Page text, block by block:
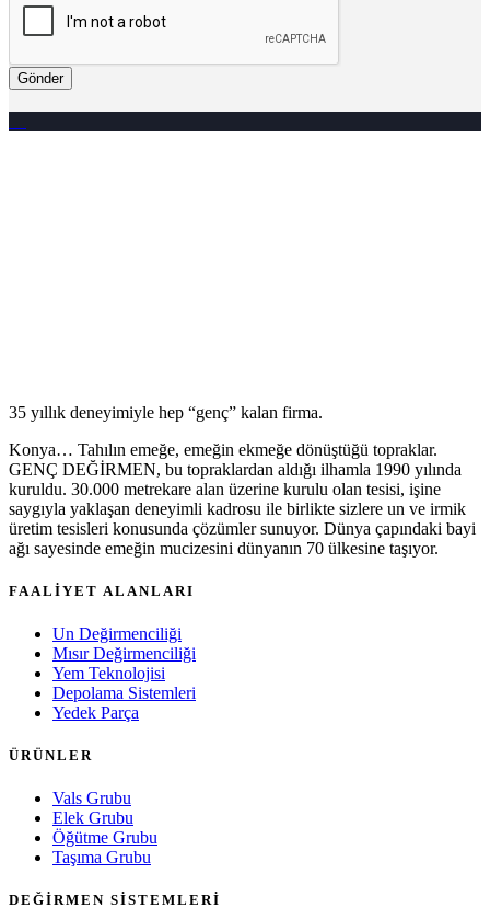
Gönder
35 yıllık deneyimiyle hep “genç” kalan firma.
Konya… Tahılın emeğe, emeğin ekmeğe dönüştüğü topraklar.
GENÇ DEĞİRMEN, bu topraklardan aldığı ilhamla 1990 yılında
kuruldu. 30.000 metrekare alan üzerine kurulu olan tesisi, işine
saygıyla yaklaşan deneyimli kadrosu ile birlikte sizlere un ve irmik
üretim tesisleri konusunda çözümler sunuyor. Dünya çapındaki bayi
ağı sayesinde emeğin mucizesini dünyanın 70 ülkesine taşıyor.
FAALİYET ALANLARI
Un Değirmenciliği
Mısır Değirmenciliği
Yem Teknolojisi
Depolama Sistemleri
Yedek Parça
ÜRÜNLER
Vals Grubu
Elek Grubu
Öğütme Grubu
Taşıma Grubu
DEĞİRMEN SİSTEMLERİ